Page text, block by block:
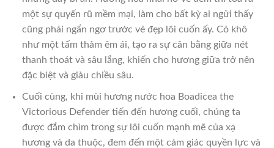
một sự quyến rũ mềm mại, làm cho bất kỳ ai ngửi thấy
cũng phải ngẩn ngơ trước vẻ đẹp lôi cuốn ấy. Cỏ khô
như một tấm thảm êm ái, tạo ra sự cân bằng giữa nét
thanh thoát và sâu lắng, khiến cho hương giữa trở nên
đặc biệt và giàu chiều sâu.
Cuối cùng, khi mùi hương nước hoa Boadicea the
Victorious Defender tiến đến hương cuối, chúng ta
được đắm chìm trong sự lôi cuốn mạnh mẽ của xạ
hương và da thuộc, đem đến một cảm giác quyền lực và